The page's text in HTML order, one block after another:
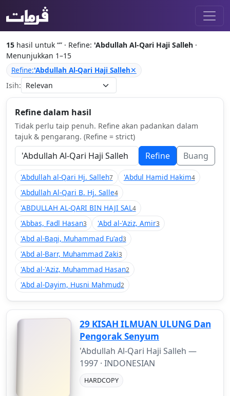
15 hasil untuk “” · Refine: 'Abdullah Al-Qari Haji Salleh ·
Menunjukkan 1–15
Refine:'Abdullah Al-Qari Haji Salleh✕
Isih:
Refine dalam hasil
Tidak perlu taip penuh. Refine akan padankan dalam
tajuk & pengarang. (Refine = strict)
Refine Buang
'Abdullah al-Qari Hj. Salleh7 'Abdul Hamid Hakim4
'Abdullah Al-Qari B. Hj. Salle4
'ABDULLAH AL-QARI BIN HAJI SAL4
'Abbas, Fadl Hasan3 'Abd al-'Aziz, Amir3
'Abd al-Baqi, Muhammad Fu'ad3
'Abd al-Barr, Muhammad Zaki3
'Abd al-'Aziz, Muhammad Hasan2
'Abd al-Dayim, Husni Mahmud2
29 KISAH ILMUAN ULUNG Dan
Pengorak Senyum
'Abdullah Al-Qari Haji Salleh —
1997 · INDONESIAN
HARDCOPY